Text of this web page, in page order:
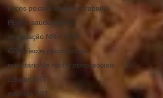
riscos psicossociais no trabalho
PGR e saúde mental
adequação NR-1 2026
GRO riscos psicossociais
inventário de riscos psicossociais
eSocial SST
eventos SST